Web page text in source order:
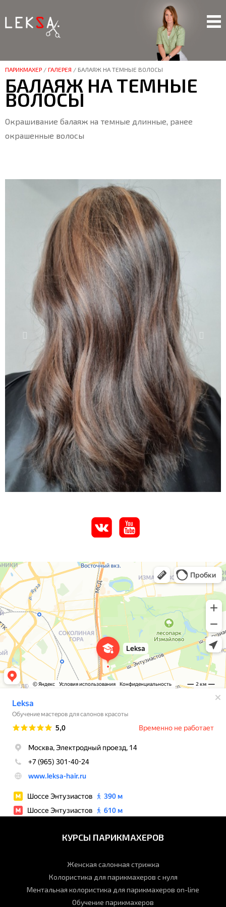
ПАРИКМАХЕР / ГАЛЕРЕЯ / БАЛАЯЖ НА ТЕМНЫЕ ВОЛОСЫ
БАЛАЯЖ НА ТЕМНЫЕ
ВОЛОСЫ
Окрашивание балаяж на темные длинные, ранее
окрашенные волосы
КУРСЫ ПАРИКМАХЕРОВ
Женская салонная стрижка
Колористика для парикмахеров с нуля
Ментальная колористика для парикмахеров on-line
Обучение парикмахеров